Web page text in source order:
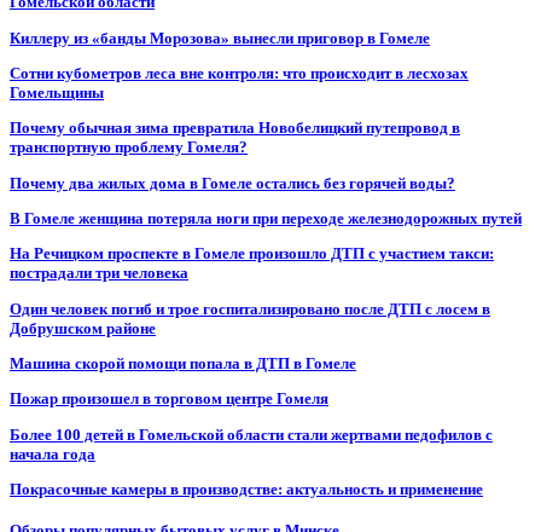
Киллеру из «банды Морозова» вынесли приговор в Гомеле
Сотни кубометров леса вне контроля: что происходит в лесхозах
Гомельщины
Почему обычная зима превратила Новобелицкий путепровод в
транспортную проблему Гомеля?
Почему два жилых дома в Гомеле остались без горячей воды?
В Гомеле женщина потеряла ноги при переходе железнодорожных путей
На Речицком проспекте в Гомеле произошло ДТП с участием такси:
пострадали три человека
Один человек погиб и трое госпитализировано после ДТП с лосем в
Добрушском районе
Машина скорой помощи попала в ДТП в Гомеле
Пожар произошел в торговом центре Гомеля
Более 100 детей в Гомельской области стали жертвами педофилов с
начала года
Покрасочные камеры в производстве: актуальность и применение